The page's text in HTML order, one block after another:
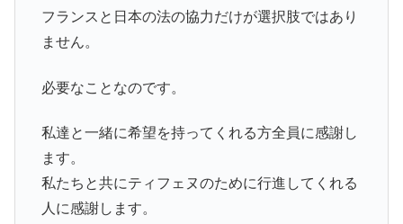
フランスと日本の法の協力だけが選択肢ではあり
ません。
必要なことなのです。
私達と一緒に希望を持ってくれる方全員に感謝し
ます。
私たちと共にティフェヌのために行進してくれる
人に感謝します。